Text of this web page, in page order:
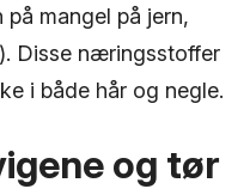
mangel på jern,
Disse næringsstoffer
i både hår og negle.
og tør